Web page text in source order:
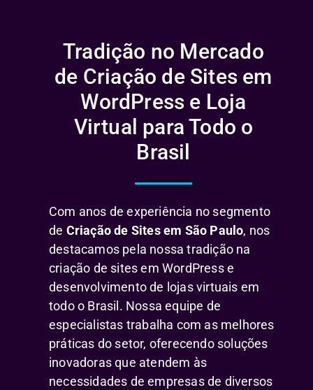
Tradição no Mercado
de Criação de Sites em
WordPress e Loja
Virtual para Todo o
Brasil
Com anos de experiência no segmento
de Criação de Sites em São Paulo, nos
destacamos pela nossa tradição na
criação de sites em WordPress e
desenvolvimento de lojas virtuais em
todo o Brasil. Nossa equipe de
especialistas trabalha com as melhores
práticas do setor, oferecendo soluções
inovadoras que atendem às
necessidades de empresas de diversos